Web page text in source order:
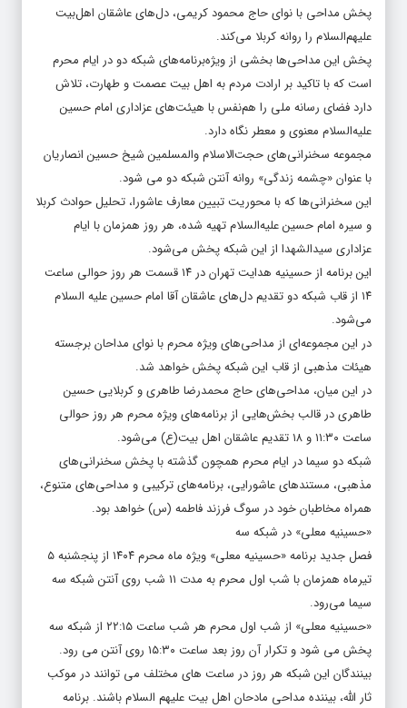
پخش مداحی‌ با نوای حاج محمود کریمی، دل‌های عاشقان اهل‌بیت
علیهم‌السلام را روانه کربلا می‌کند.
پخش این مداحی‌ها بخشی از ویژه‌برنامه‌های شبکه دو در ایام محرم
است که با تاکید بر ارادت مردم به اهل بیت عصمت و طهارت، تلاش
دارد فضای رسانه ملی را هم‌نفس با هیئت‌های عزاداری امام حسین
علیه‌السلام معنوی و معطر نگاه دارد.
مجموعه سخنرانی‌های حجت‌الاسلام والمسلمین شیخ حسین انصاریان
با عنوان «چشمه زندگی» روانه آنتن شبکه دو می شود.
این سخنرانی‌ها که با محوریت تبیین معارف عاشورا، تحلیل حوادث کربلا
و سیره امام حسین علیه‌السلام تهیه شده، هر روز همزمان با ایام
عزاداری سیدالشهدا از این شبکه پخش می‌شود.
این برنامه از حسینیه هدایت تهران در ۱۴ قسمت هر روز حوالی ساعت
۱۴ از قاب شبکه دو تقدیم دل‌های عاشقان آقا امام حسین علیه السلام
می‌شود.
در این مجموعه‌ای از مداحی‌های ویژه محرم با نوای مداحان برجسته
هیئات مذهبی از قاب این شبکه پخش خواهد شد.
در این میان، مداحی‌های حاج محمدرضا طاهری و کربلایی حسین
طاهری در قالب بخش‌هایی از برنامه‌های ویژه محرم هر روز حوالی
ساعت ۱۱:۳۰ و ۱۸ تقدیم عاشقان اهل بیت(ع) می‌شود.
شبکه دو سیما در ایام محرم همچون گذشته با پخش سخنرانی‌های
مذهبی، مستندهای عاشورایی، برنامه‌های ترکیبی و مداحی‌های متنوع،
همراه مخاطبان خود در سوگ فرزند فاطمه (س) خواهد بود.
«حسینیه معلی» در شبکه سه
فصل جدید برنامه «حسینیه معلی» ویژه ماه محرم ۱۴۰۴ از پنجشنبه ۵
تیرماه همزمان با شب اول محرم به مدت ۱۱ شب روی آنتن شبکه سه
سیما می‌رود.
«حسینیه معلی» از شب اول محرم هر شب ساعت ۲۲:۱۵ از شبکه سه
پخش می شود و تکرار آن روز بعد ساعت ۱۵:۳۰ روی آنتن می رود.
بینندگان این شبکه هر روز در ساعت های مختلف می توانند در موکب
ثار الله، بیننده مداحی مادحان اهل بیت علیهم السلام باشند. برنامه